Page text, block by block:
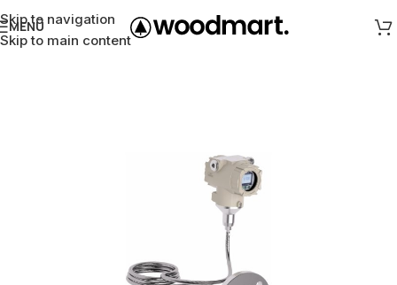
Skip to navigation
Skip to main content
MENÜ